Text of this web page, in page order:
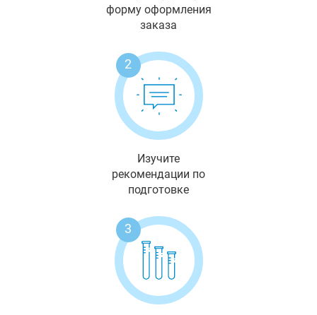
форму оформления
заказа
2
Изучите
рекомендации по
подготовке
3